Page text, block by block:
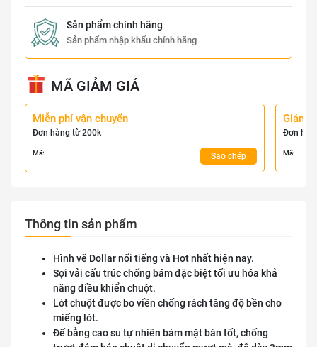
Sản phẩm chính hãng
Sản phẩm nhập khẩu chính hãng
MÃ GIẢM GIÁ
Miễn phí vận chuyển
Đơn hàng từ 200k
Mã: Sao chép
Giảm
Đơn
Mã:
Thông tin sản phẩm
Hình vẽ Dollar nổi tiếng và Hot nhất hiện nay.
Sợi vải cấu trúc chống bám đặc biệt tối ưu hóa khả
năng điều khiển chuột.
Lót chuột được bo viền chống rách tăng độ bền cho
miếng lót.
Đế bằng cao su tự nhiên bám mặt bàn tốt, chống